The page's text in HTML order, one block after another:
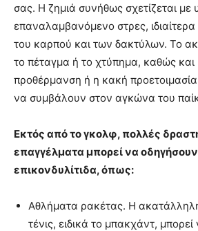
σας. Η ζημιά συνήθως σχετίζεται με
επαναλαμβανόμενο στρες, ιδιαίτερα
του καρπού και των δακτύλων. Το
το πέταγμα ή το χτύπημα, καθώς και
προθέρμανση ή η κακή
να συμβάλουν στον αγκώνα του
Εκτός από το γκολφ, πολλές
επαγγέλματα μπορεί να
επικονδυλίτιδα, όπως:
Αθλήματα ρακέτας. Η
τένις, ειδικά το μπακχάντ,